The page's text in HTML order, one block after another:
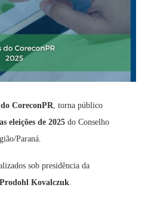
CoreconPR, torna público
eleições de 2025 do Conselho
Paraná.
sob presidência da
Kovalczuk.